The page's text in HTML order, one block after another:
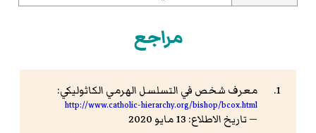
مراجع
معرف شخص في التسلسل الهرمي الكاثوليكي:
http://www.catholic-hierarchy.org/bishop/bcox.html
— تاريخ الاطلاع: 13 مايو 2020